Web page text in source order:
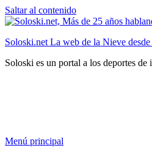
Saltar al contenido
Soloski.net La web de la Nieve
Soloski es un portal a los deportes
Menú principal